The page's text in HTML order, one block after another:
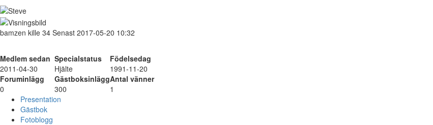
bamzen kille 34 Senast 2017-05-20 10:32
Medlem sedan Specialstatus
Födelsedag
2011-04-30
Hjälte
1991-11-20
Foruminlägg
GästboksinläggAntal vänner
0
300
1
Presentation
Gästbok
Fotoblogg